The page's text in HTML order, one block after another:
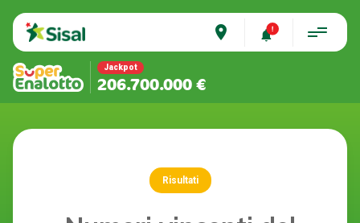
place
Jackpot
206.700.000 €
Risultati